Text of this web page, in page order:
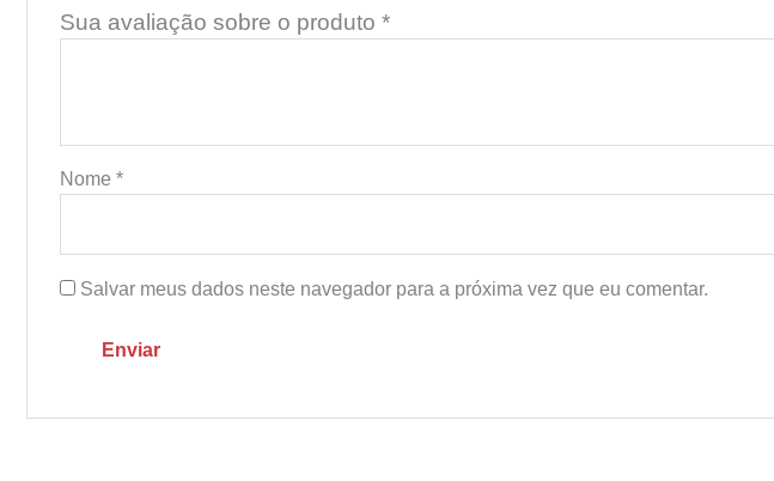
Sua avaliação sobre o produto *
Nome *
Salvar meus dados neste navegador para a próxima vez que eu comentar.